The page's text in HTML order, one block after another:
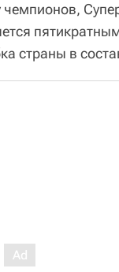
страны в